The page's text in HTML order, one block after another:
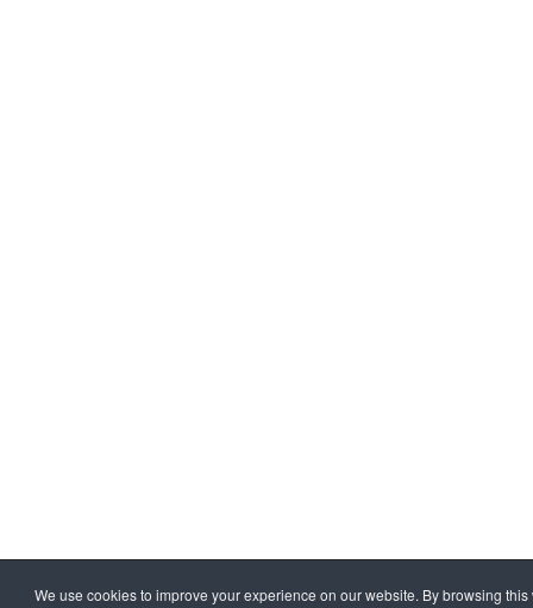
We use cookies to improve your experience on our website. By browsing